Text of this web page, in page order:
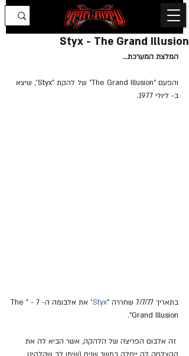
Styx - The Grand Illusion
המלצת המערכת...
והפעם "The Grand Illusion" של להקת " Styx
", שיצא
ב- ליולי 1977.
בתאריך 7/7/77 שחררה " Styx"
את אלבומה ה- 7 - "The
Grand Illusion".
זה אלבום הפריצה של הלהקה, אשר הביא לה את